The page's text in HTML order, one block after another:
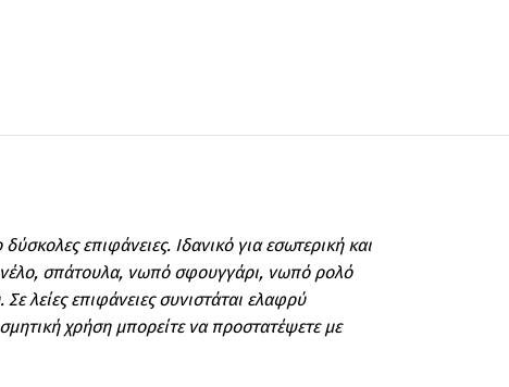
επιφάνειες. Ιδανικό για εσωτερική και
σπάτουλα, νωπό σφουγγάρι, νωπό ρολό
λείες επιφάνειες συνιστάται ελαφρύ
χρήση μπορείτε να προστατέψετε με